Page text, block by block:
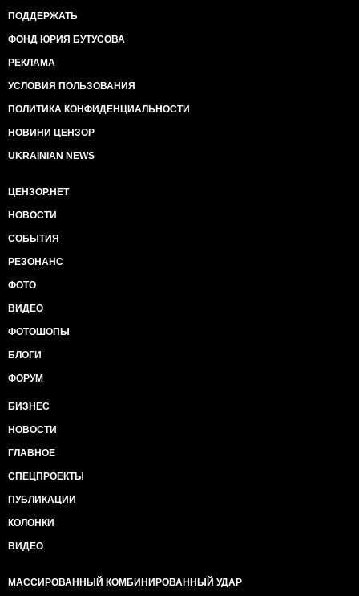
ПОДДЕРЖАТЬ
ФОНД ЮРИЯ БУТУСОВА
РЕКЛАМА
УСЛОВИЯ ПОЛЬЗОВАНИЯ
ПОЛИТИКА КОНФИДЕНЦИАЛЬНОСТИ
НОВИНИ ЦЕНЗОР
UKRAINIAN NEWS
ЦЕНЗОР.НЕТ
НОВОСТИ
СОБЫТИЯ
РЕЗОНАНС
ФОТО
ВИДЕО
ФОТОШОПЫ
БЛОГИ
ФОРУМ
БИЗНЕС
НОВОСТИ
ГЛАВНОЕ
СПЕЦПРОЕКТЫ
ПУБЛИКАЦИИ
КОЛОНКИ
ВИДЕО
МАССИРОВАННЫЙ КОМБИНИРОВАННЫЙ УДАР